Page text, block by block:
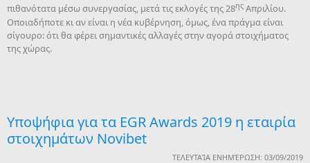
πιθανότατα μέσω συνεργασίας, μετά τις εκλογές της 28ης Απριλίου.
Οποιαδήποτε κι αν είναι η νέα κυβέρνηση, όμως, ένα πράγμα είναι
σίγουρο: ότι θα φέρει σημαντικές αλλαγές στην αγορά στοιχήματος
της χώρας.
Υποψήφια για τα EGR Awards 2019 η εταιρία
στοιχημάτων Novibet
ΤΕΛΕΥΤΑΊΑ ΕΝΗΜΈΡΩΣΗ: 03/09/2019